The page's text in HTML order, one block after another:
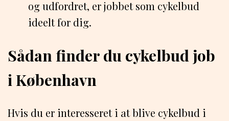
og udfordret, er jobbet som cykelbud
ideelt for dig.
Sådan finder du cykelbud job
i København
Hvis du er interesseret i at blive cykelbud i